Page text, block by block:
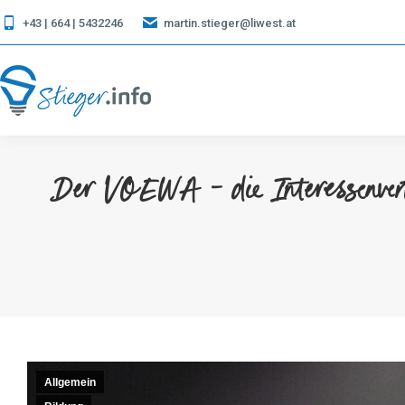
+43 | 664 | 5432246 martin.stieger@liwest.at
Der VOEWA – die
Allgemein